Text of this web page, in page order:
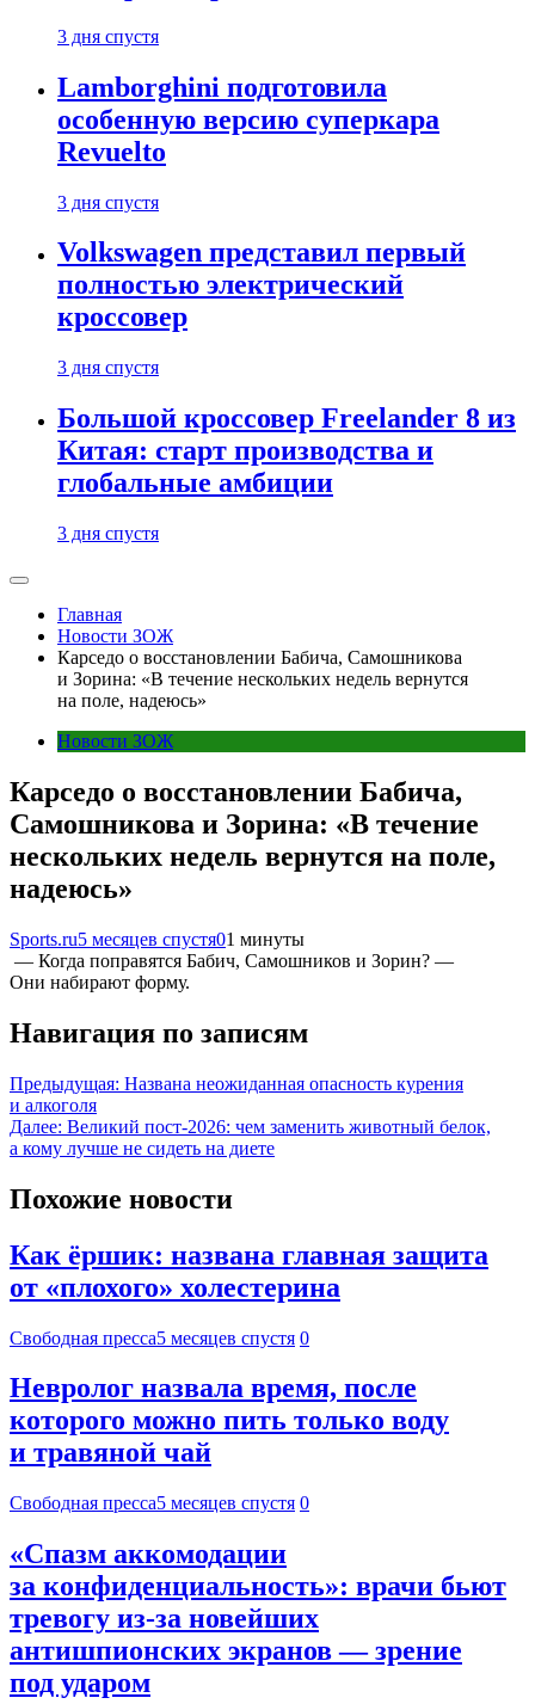
3 дня спустя
Lamborghini подготовила
особенную версию суперкара
Revuelto
3 дня спустя
Volkswagen представил первый
полностью электрический
кроссовер
3 дня спустя
Большой кроссовер Freelander 8 из
Китая: старт производства и
глобальные амбиции
3 дня спустя
Главная
Новости ЗОЖ
Карседо о восстановлении Бабича, Самошникова
и Зорина: «В течение нескольких недель вернутся
на поле, надеюсь»
Новости ЗОЖ
Карседо о восстановлении Бабича,
Самошникова и Зорина: «В течение
нескольких недель вернутся на поле,
надеюсь»
Sports.ru5 месяцев спустя01 минуты
— Когда поправятся Бабич, Самошников и Зорин? —
Они набирают форму.
Навигация по записям
Предыдущая: Названа неожиданная опасность курения
и алкоголя
Далее: Великий пост-2026: чем заменить животный белок,
а кому лучше не сидеть на диете
Похожие новости
Как ёршик: названа главная защита
от «плохого» холестерина
Свободная пресса5 месяцев спустя 0
Невролог назвала время, после
которого можно пить только воду
и травяной чай
Свободная пресса5 месяцев спустя 0
«Спазм аккомодации
за конфиденциальность»: врачи бьют
тревогу из-за новейших
антишпионских экранов — зрение
под ударом